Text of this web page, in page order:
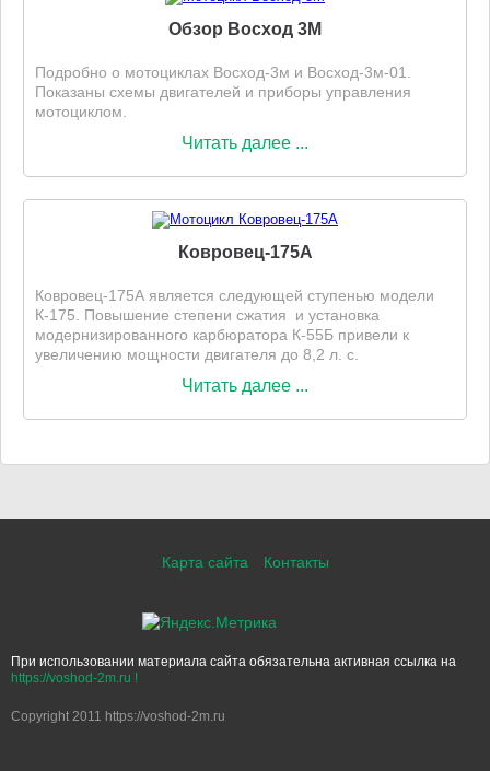
Обзор Восход 3М
Подробно о мотоциклах Восход-3м и Восход-3м-01.
Показаны схемы двигателей и приборы управления
мотоциклом.
Читать далее ...
Ковровец-175А
Ковровец-175А является следующей ступенью модели
К-175. Повышение степени сжатия и установка
модернизированного карбюратора К-55Б привели к
увеличению мощности двигателя до 8,2 л. с.
Читать далее ...
Карта сайта Контакты
При использовании материала сайта обязательна активная ссылка на
https://voshod-2m.ru !
Copyright 2011 https://voshod-2m.ru